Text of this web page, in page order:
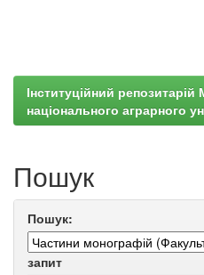
Інституційний репозитарій
національного аграрного
Пошук
Пошук:
запит